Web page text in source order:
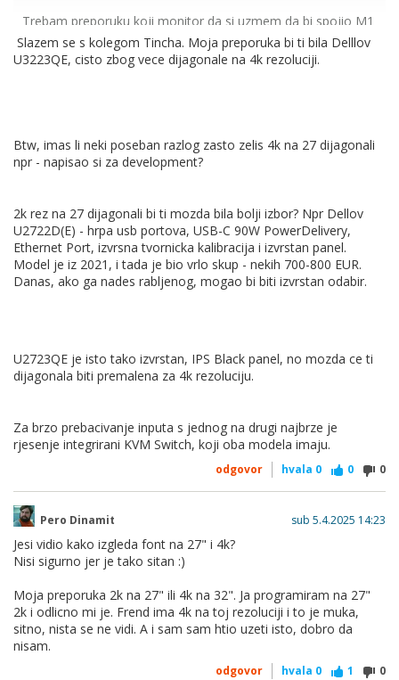
Trebam preporuku koji monitor da si uzmem da bi spojio M1
macbook. Uzeo bi 4k, min 27", npr 32", al opet da nije uzak.
Ne igram nikakve igrice ni video obradu i sl, samo za
development.
brzo input sa PC na Mac i obrnuto.
radi scaling tako da nece odgovarati svaka rezolucija i sl, pa
mi je to upitnik.
Ako netko koristi Macbook i ext monitor, moze
preporuka/savjet?
Slazem se s kolegom Tincha. Moja preporuka bi ti bila Delllov
U3223QE, cisto zbog vece dijagonale na 4k rezoluciji.
Btw, imas li neki poseban razlog zasto zelis 4k na 27 dijagonali
npr - napisao si za development?
2k rez na 27 dijagonali bi ti mozda bila bolji izbor? Npr Dellov
U2722D(E) - hrpa usb portova, USB-C 90W PowerDelivery,
Ethernet Port, izvrsna tvornicka kalibracija i izvrstan panel.
Model je iz 2021, i tada je bio vrlo skup - nekih 700-800 EUR.
Danas, ako ga nades rabljenog, mogao bi biti izvrstan odabir.
U2723QE je isto tako izvrstan, IPS Black panel, no mozda ce ti
dijagonala biti premalena za 4k rezoluciju.
Za brzo prebacivanje inputa s jednog na drugi najbrze je
rjesenje integrirani KVM Switch, koji oba modela imaju.
odgovor hvala 0 0 0
Pero Dinamit sub 5.4.2025 14:23
Jesi vidio kako izgleda font na 27" i 4k?
Nisi sigurno jer je tako sitan :)
Moja preporuka 2k na 27" ili 4k na 32". Ja programiram na 27"
2k i odlicno mi je. Frend ima 4k na toj rezoluciji i to je muka,
sitno, nista se ne vidi. A i sam sam htio uzeti isto, dobro da
nisam.
odgovor hvala 0 1 0